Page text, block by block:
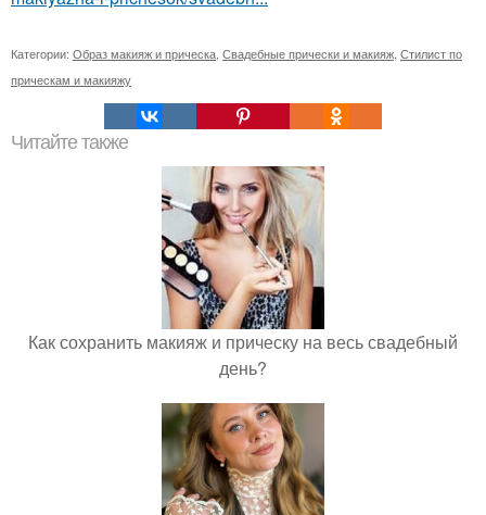
Категории: Образ макияж и прическа Свадебные прически и макияж Стилист по
прическам и макияжу
Читайте также
Как сохранить макияж и прическу на весь свадебный
день?